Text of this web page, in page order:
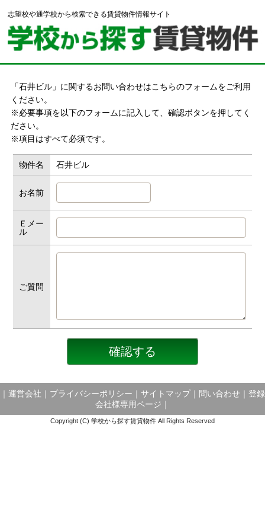
志望校や通学校から検索できる賃貸物件情報サイト
「石井ビル」に関するお問い合わせはこちらのフォームをご利用
ください。
※必要事項を以下のフォームに記入して、確認ボタンを押してく
ださい。
※項目はすべて必須です。
物件名 石井ビル
お名前
Ｅメー
ル
ご質問
運営会社 プライバシーポリシー サイトマップ｜ 問い合わせ
登録
会社様専用ページ
Copyright (C) 学校から探す賃貸物件 All Rights Reserved